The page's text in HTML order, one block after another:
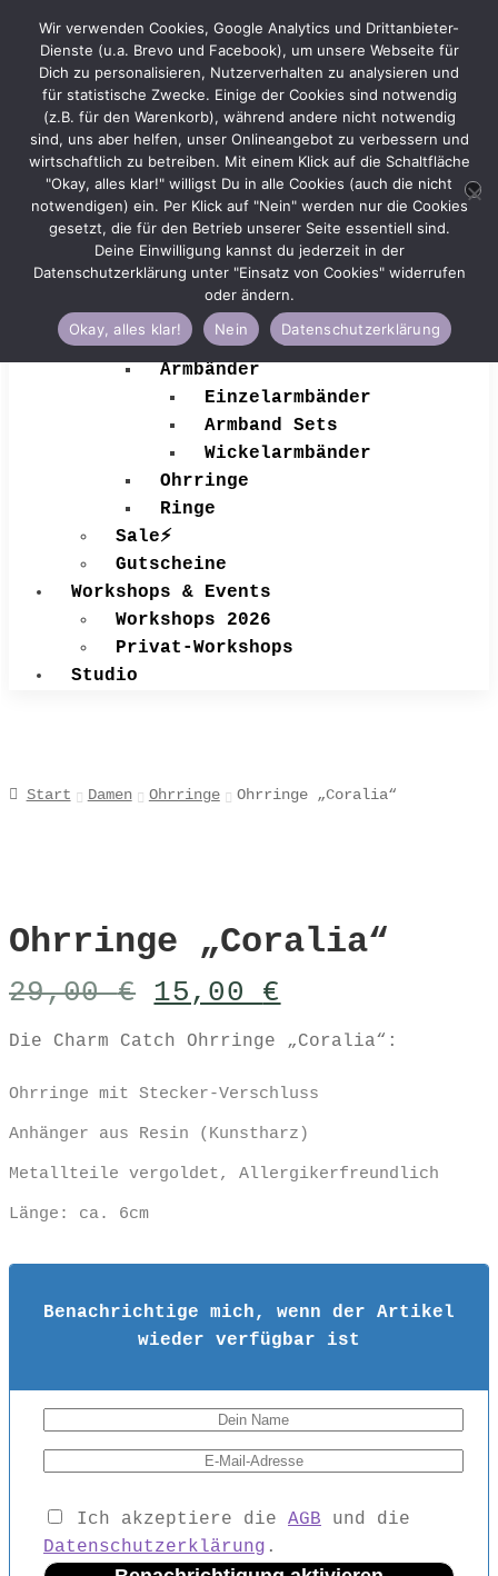
Zur
Navigation
springen
Zum
Inhalt
springen
Menü
Shop
🥥Beach Collection🐚🌴
Kategorien
Ketten
Gliederketten
Feine Edelsteine
Perlenketten
Armbänder
Einzelarmbänder
Armband Sets
Wickelarmbänder
Ohrringe
Ringe
Sale⚡
Gutscheine
Workshops & Events
Workshops 2026
Privat-Workshops
Studio
Start Damen Ohrringe Ohrringe „Coralia“
Ohrringe „Coralia“
29,00€ Ursprünglicher
war:
15,00 €
ist:
Die Charm Catch Ohrringe „Coralia“:
Ohrringe mit Stecker-Verschluss
Anhänger aus Resin (Kunstharz)
Metallteile vergoldet, Allergikerfreundlich
Länge: ca. 6cm
Benachrichtige mich, wenn der Artikel
wieder verfügbar ist
Ich akzeptiere die AGB und die
Datenschutzerklärung .
Wir verwenden Cookies, Google Analytics und Drittanbieter-
Dienste (u.a. Brevo und Facebook), um unsere Webseite für
Dich zu personalisieren, Nutzerverhalten zu analysieren und
für statistische Zwecke. Einige der Cookies sind notwendig
(z.B. für den Warenkorb), während andere nicht notwendig
sind, uns aber helfen, unser Onlineangebot zu verbessern und
wirtschaftlich zu betreiben. Mit einem Klick auf die Schaltfläche
"Okay, alles klar!" willigst Du in alle Cookies (auch die nicht
notwendigen) ein. Per Klick auf "Nein" werden nur die Cookies
gesetzt, die für den Betrieb unserer Seite essentiell sind.
Deine Einwilligung kannst du jederzeit in der
Datenschutzerklärung unter "Einsatz von Cookies" widerrufen
oder ändern.
Okay, alles klar!
Nein Datenschutzerklärung